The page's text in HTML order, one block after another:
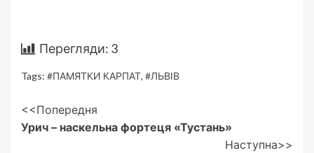
Перегляди: 3
Tags: #ПАМЯТКИ КАРПАТ, #ЛЬВІВ
Post
Navigation
<<Попередня
Урич – наскельна фортеця «Тустань»
Наступна>>